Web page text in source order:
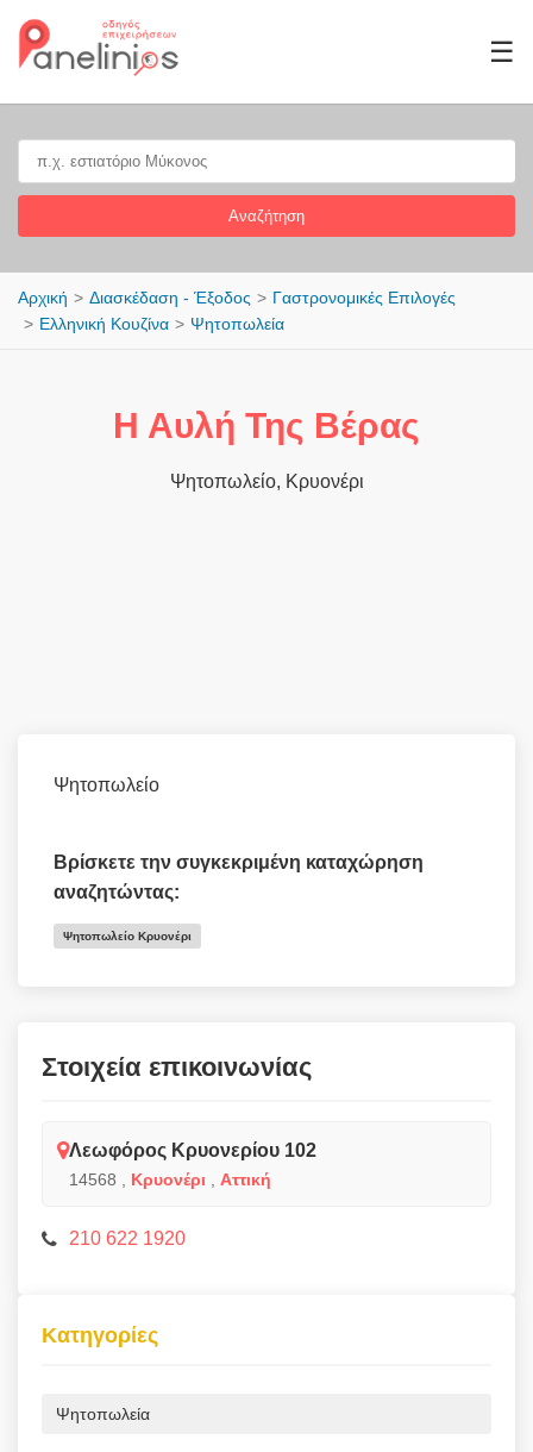
☰
Αναζήτηση
Αρχική Διασκέδαση - Έξοδος
Γαστρονομικές Επιλογές
Ελληνική Κουζίνα
Ψητοπωλεία
Η Αυλή Της Βέρας
Ψητοπωλείο, Κρυονέρι
Ψητοπωλείο
Βρίσκετε την συγκεκριμένη καταχώρηση
αναζητώντας:
Ψητοπωλείο Κρυονέρι
Στοιχεία επικοινωνίας
Λεωφόρος Κρυονερίου 102
14568 Κρυονέρι Αττική
210 622 1920
Κατηγορίες
Ψητοπωλεία